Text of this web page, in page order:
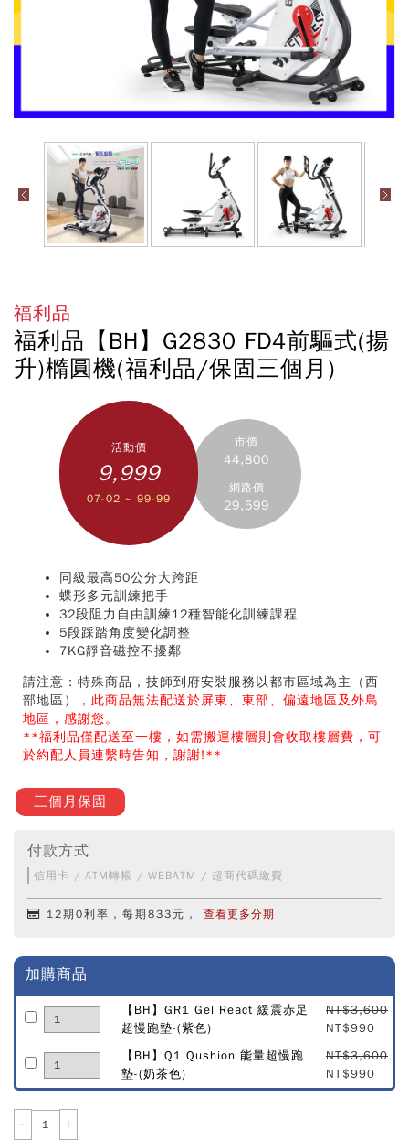
福利品
福利品【BH】G2830 FD4前驅式(揚
升)橢圓機(福利品/保固三個月)
活動價
9,999
07-02 ~ 99-99
市價
44,800
網路價
29,599
同級最高50公分大跨距
蝶形多元訓練把手
32段阻力自由訓練12種智能化訓練課程
5段踩踏角度變化調整
7KG靜音磁控不擾鄰
請注意：特殊商品，技師到府安裝服務以都市區域為主（西
部地區）， 此商品無法配送於屏東、東部、偏遠地區及外島
地區，感謝您。
**福利品僅配送至一樓，如需搬運樓層則會收取樓層費，可
於約配人員連繫時告知，謝謝!**
三個月保固
付款方式
信用卡 / ATM轉帳 / WEBATM / 超商代碼繳費
12期0利率，每期833元， 查看更多分期
加購商品
【BH】GR1 Gel React 緩震赤足
超慢跑墊-(紫色)
NT$3,600
NT$990
【BH】Q1 Qushion 能量超慢跑
墊-(奶茶色)
NT$3,600
NT$990
- +